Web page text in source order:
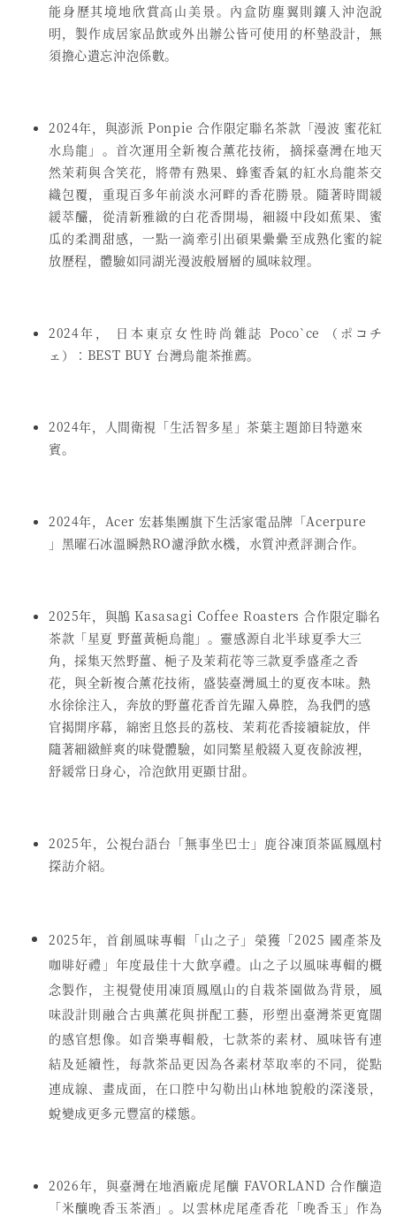
能身歷其境地欣賞高山美景。內盒防塵翼則鑲入沖泡說
明，製作成居家品飲或外出辦公皆可使用的杯墊設計，無
須擔心遺忘沖泡係數。
2024年，與澎派 Ponpie 合作限定聯名茶款「漫波 蜜花紅
水烏龍」。首次運用全新複合薰花技術，摘採臺灣在地天
然茉莉與含笑花，將帶有熟果、蜂蜜香氣的紅水烏龍茶交
織包覆，重現百多年前淡水河畔的香花勝景。隨著時間緩
緩萃釅，從清新雅緻的白花香開場，細綴中段如蕉果、蜜
瓜的柔潤甜感，一點一滴牽引出碩果纍纍至成熟化蜜的綻
放歷程，體驗如同湖光漫波般層層的風味紋理。
2024年， 日本東京女性時尚雜誌 Poco`ce （ポコチ
ェ）：BEST BUY 台灣烏龍茶推薦。
2024年，人間衛視「生活智多星」茶葉主題節目特邀來
賓。
2024年，Acer 宏碁集團旗下生活家電品牌「Acerpure
」黑曜石冰溫瞬熱RO濾淨飲水機，水質沖煮評測合作。
2025年，與鵲 Kasasagi Coffee Roasters 合作限定聯名
茶款「星夏 野薑黃梔烏龍」。靈感源自北半球夏季大三
角，採集天然野薑、梔子及茉莉花等三款夏季盛產之香
花，與全新複合薰花技術，盛裝臺灣風土的夏夜本味。熱
水徐徐注入，奔放的野薑花香首先躍入鼻腔，為我們的感
官揭開序幕，綿密且悠長的荔枝、茉莉花香接續綻放，伴
隨著細緻鮮爽的味覺體驗，如同繁星般綴入夏夜餘波裡，
舒緩常日身心，冷泡飲用更顯甘甜。
2025年，公視台語台「無事坐巴士」鹿谷凍頂茶區鳳凰村
探訪介紹。
2025年，首創風味專輯「山之子」榮獲「2025 國產茶及
咖啡好禮」年度最佳十大飲享禮。山之子以風味專輯的概
念製作，主視覺使用凍頂鳳凰山的自栽茶園做為背景，風
味設計則融合古典薰花與拼配工藝，形塑出臺灣茶更寬闊
的感官想像。如音樂專輯般，七款茶的素材、風味皆有連
結及延續性，每款茶品更因為各素材萃取率的不同，從點
連成線、畫成面，在口腔中勾勒出山林地貌般的深淺景，
蛻變成更多元豐富的樣態。
2026年，與臺灣在地酒廠虎尾釀 FAVORLAND 合作釀造
「米釀晚香玉茶酒」。以雲林虎尾產香花「晚香玉」作為